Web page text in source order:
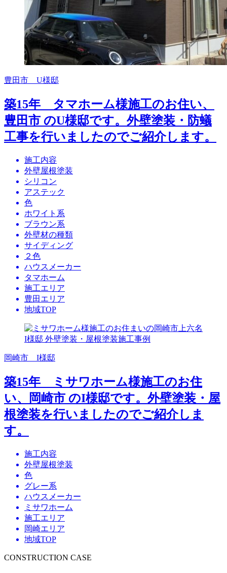
豊田市 U様邸
築15年 タマホーム様施工のお住い、
豊田市 のU様邸です。外壁塗装・防蟻
工事を行いましたのでご紹介します。
施工内容
外壁屋根塗装
シリコン
アステック
色
ホワイト系
ブラウン系
外壁材の種類
サイディング
２色
ハウスメーカー
タマホーム
施工エリア
豊田エリア
地域TOP
岡崎市 I様邸
築15年 ミサワホーム様施工のお住
い、岡崎市 のI様邸です。外壁塗装・屋
根塗装を行いましたのでご紹介しま
す。
施工内容
外壁屋根塗装
色
グレー系
ハウスメーカー
ミサワホーム
施工エリア
岡崎エリア
地域TOP
CONSTRUCTION CASE